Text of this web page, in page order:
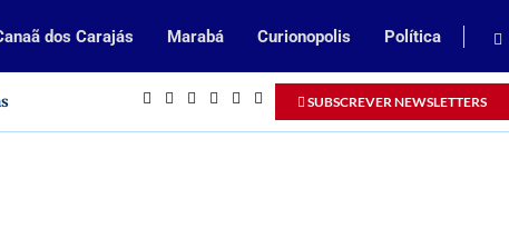
dos Carajás Marabá Curionopolis Política
Inscrições abertas para processo
SUBSCREVER NEWSLETTERS